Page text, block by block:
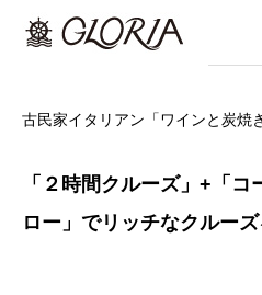
古民家イタリアン「ワインと炭焼
「２時間クルーズ」+「
ロー」でリッチなクルーズ